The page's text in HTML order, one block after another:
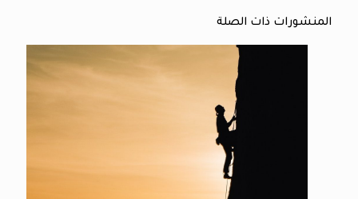
المنشورات ذات الصلة